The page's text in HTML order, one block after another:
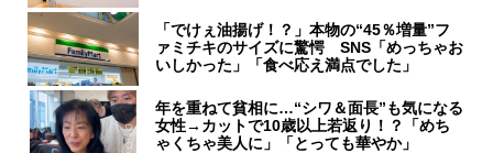
「でけぇ油揚げ！？」本物の“45％増量”フ
ァミチキのサイズに驚愕 SNS「めっちゃお
いしかった」「食べ応え満点でした」
年を重ねて貧相に…“シワ＆面長”も気になる
女性→カットで10歳以上若返り！？「めち
ゃくちゃ美人に」「とっても華やか」